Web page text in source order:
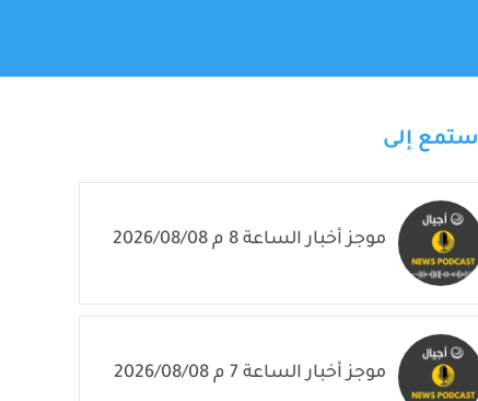
إلى
موجز أخبار الساعة 8 م 2026/08/08
موجز أخبار الساعة 7 م 2026/08/08